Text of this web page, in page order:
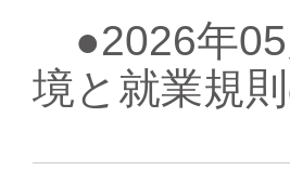
●2026年
境と就業規